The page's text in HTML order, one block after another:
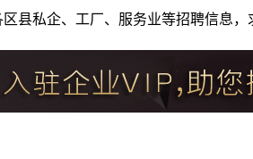
县私企、工厂、服务业等招聘信息